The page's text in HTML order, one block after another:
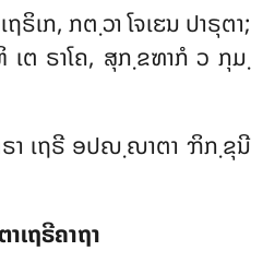
ຖຣິເກ, ກຕ຺ວາ ໂຈເຬນ ປາຣຸຕາ;
ເຕ ຣາໂຄ, ສຸກ຺ຂຑາກໍ ວ ກຸມ຺
ເຖຣີ ອປຎ຺ຎາຕາ ຠິກ຺ຂຸນີ
ເຖຣີຄາຖາ